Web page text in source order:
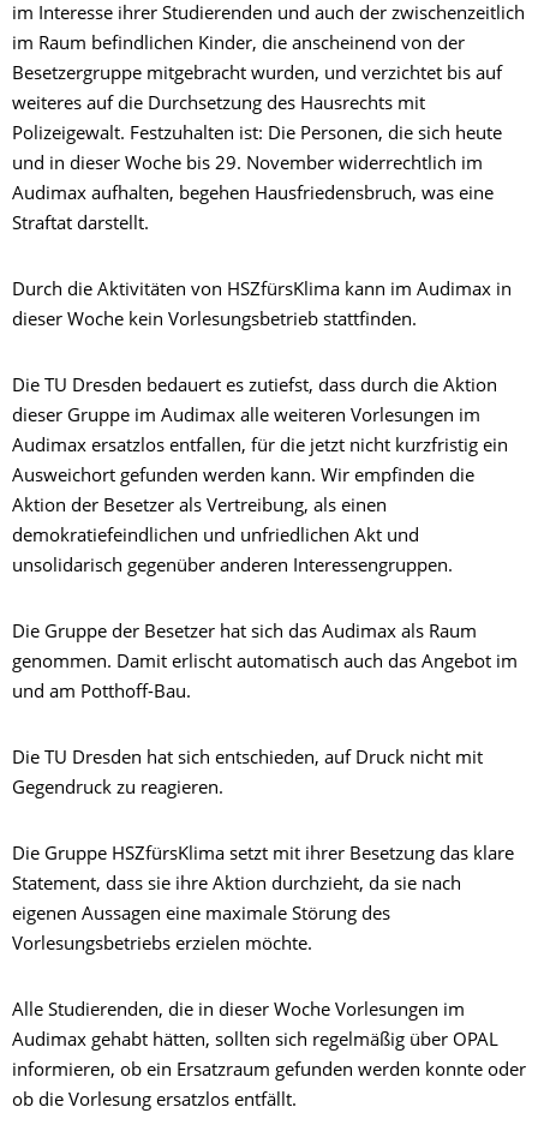
im Interesse ihrer Studierenden und auch der zwischenzeitlich
im Raum befindlichen Kinder, die anscheinend von der
Besetzergruppe mitgebracht wurden, und verzichtet bis auf
weiteres auf die Durchsetzung des Hausrechts mit
Polizeigewalt. Festzuhalten ist: Die Personen, die sich heute
und in dieser Woche bis 29. November widerrechtlich im
Audimax aufhalten, begehen Hausfriedensbruch, was eine
Straftat darstellt.
Durch die Aktivitäten von HSZfürsKlima kann im Audimax in
dieser Woche kein Vorlesungsbetrieb stattfinden.
Die TU Dresden bedauert es zutiefst, dass durch die Aktion
dieser Gruppe im Audimax alle weiteren Vorlesungen im
Audimax ersatzlos entfallen, für die jetzt nicht kurzfristig ein
Ausweichort gefunden werden kann. Wir empfinden die
Aktion der Besetzer als Vertreibung, als einen
demokratiefeindlichen und unfriedlichen Akt und
unsolidarisch gegenüber anderen Interessengruppen.
Die Gruppe der Besetzer hat sich das Audimax als Raum
genommen. Damit erlischt automatisch auch das Angebot im
und am Potthoff-Bau.
Die TU Dresden hat sich entschieden, auf Druck nicht mit
Gegendruck zu reagieren.
Die Gruppe HSZfürsKlima setzt mit ihrer Besetzung das klare
Statement, dass sie ihre Aktion durchzieht, da sie nach
eigenen Aussagen eine maximale Störung des
Vorlesungsbetriebs erzielen möchte.
Alle Studierenden, die in dieser Woche Vorlesungen im
Audimax gehabt hätten, sollten sich regelmäßig über OPAL
informieren, ob ein Ersatzraum gefunden werden konnte oder
ob die Vorlesung ersatzlos entfällt.